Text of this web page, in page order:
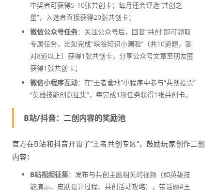
中奖者可获得5-10张共创卡；每月还会评选“共创之
星”，入选者直接获得20张共创卡；
微信公众号任务：关注公众号后，回复“共创”即可领取
专属任务，比如完成“峡谷知识小测验”（共10道题，答
对8道以上）获得1张共创卡，分享公众号文章至朋友圈
获得1张共创卡；
微信小程序互动：在“王者营地”小程序中参与“共创投票”
“英雄技能创意征集”，每完成1项任务获得1张共创卡。
B站/抖音：二创内容的奖励池
官方在B站和抖音开设了“王者共创专区”，鼓励玩家创作二创
内容：
B站视频征集：发布与共创主题相关的视频（如英雄技
能演示、皮肤设计过程、共创活动攻略），带话题#王